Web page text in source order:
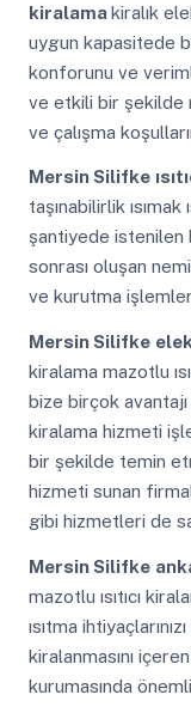
kiralamakiralık
uygun kapasitede bir
konforunu ve
ve etkili bir şekilde
ve çalışma
Mersin Silifke
taşınabilirlik ısımak
şantiyede istenilen
sonrası oluşan
ve kurutma
Mersin Silifke
kiralama mazotlu
bize birçok
kiralama hizmeti
bir şekilde temin
hizmeti sunan
gibi hizmetleri de
Mersin Silifke
mazotlu ısıtıcı
ısıtma
kiralanmasını
kurumasında